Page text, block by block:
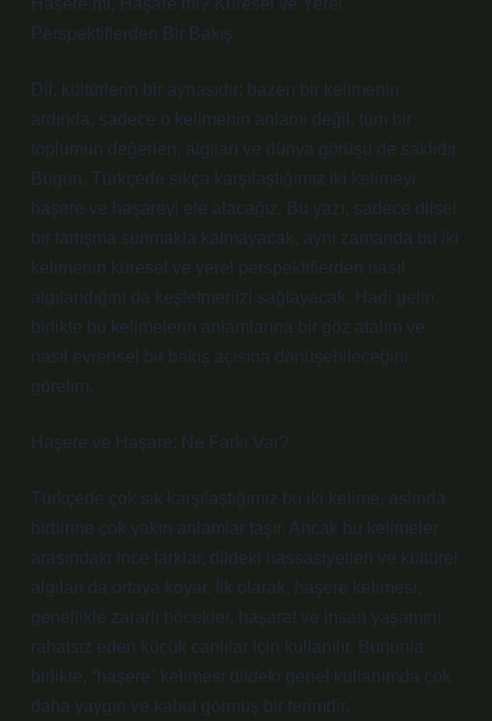
Haşere mi, Haşare mi? Küresel ve Yerel
Perspektiflerden Bir Bakış
Dil, kültürlerin bir aynasıdır; bazen bir kelimenin
ardında, sadece o kelimenin anlamı değil, tüm bir
toplumun değerleri, algıları ve dünya görüşü de saklıdır.
Bugün, Türkçede sıkça karşılaştığımız iki kelimeyi,
haşere ve haşareyi ele alacağız. Bu yazı, sadece dilsel
bir tartışma sunmakla kalmayacak, aynı zamanda bu iki
kelimenin küresel ve yerel perspektiflerden nasıl
algılandığını da keşfetmenizi sağlayacak. Hadi gelin,
birlikte bu kelimelerin anlamlarına bir göz atalım ve
nasıl evrensel bir bakış açısına dönüşebileceğini
görelim.
Haşere ve Haşare: Ne Farkı Var?
Türkçede çok sık karşılaştığımız bu iki kelime, aslında
birbirine çok yakın anlamlar taşır. Ancak bu kelimeler
arasındaki ince farklar, dildeki hassasiyetleri ve kültürel
algıları da ortaya koyar. İlk olarak, haşere kelimesi,
genellikle zararlı böcekler, haşarat ve insan yaşamını
rahatsız eden küçük canlılar için kullanılır. Bununla
birlikte, “haşere” kelimesi dildeki genel kullanımda çok
daha yaygın ve kabul görmüş bir terimdir.